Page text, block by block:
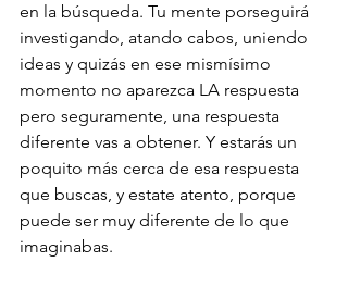
en la búsqueda. Tu mente porseguirá
investigando, atando cabos, uniendo
ideas y quizás en ese mismísimo
momento no aparezca LA respuesta
pero seguramente, una respuesta
diferente vas a obtener. Y estarás un
poquito más cerca de esa respuesta
que buscas, y estate atento, porque
puede ser muy diferente de lo que
imaginabas.